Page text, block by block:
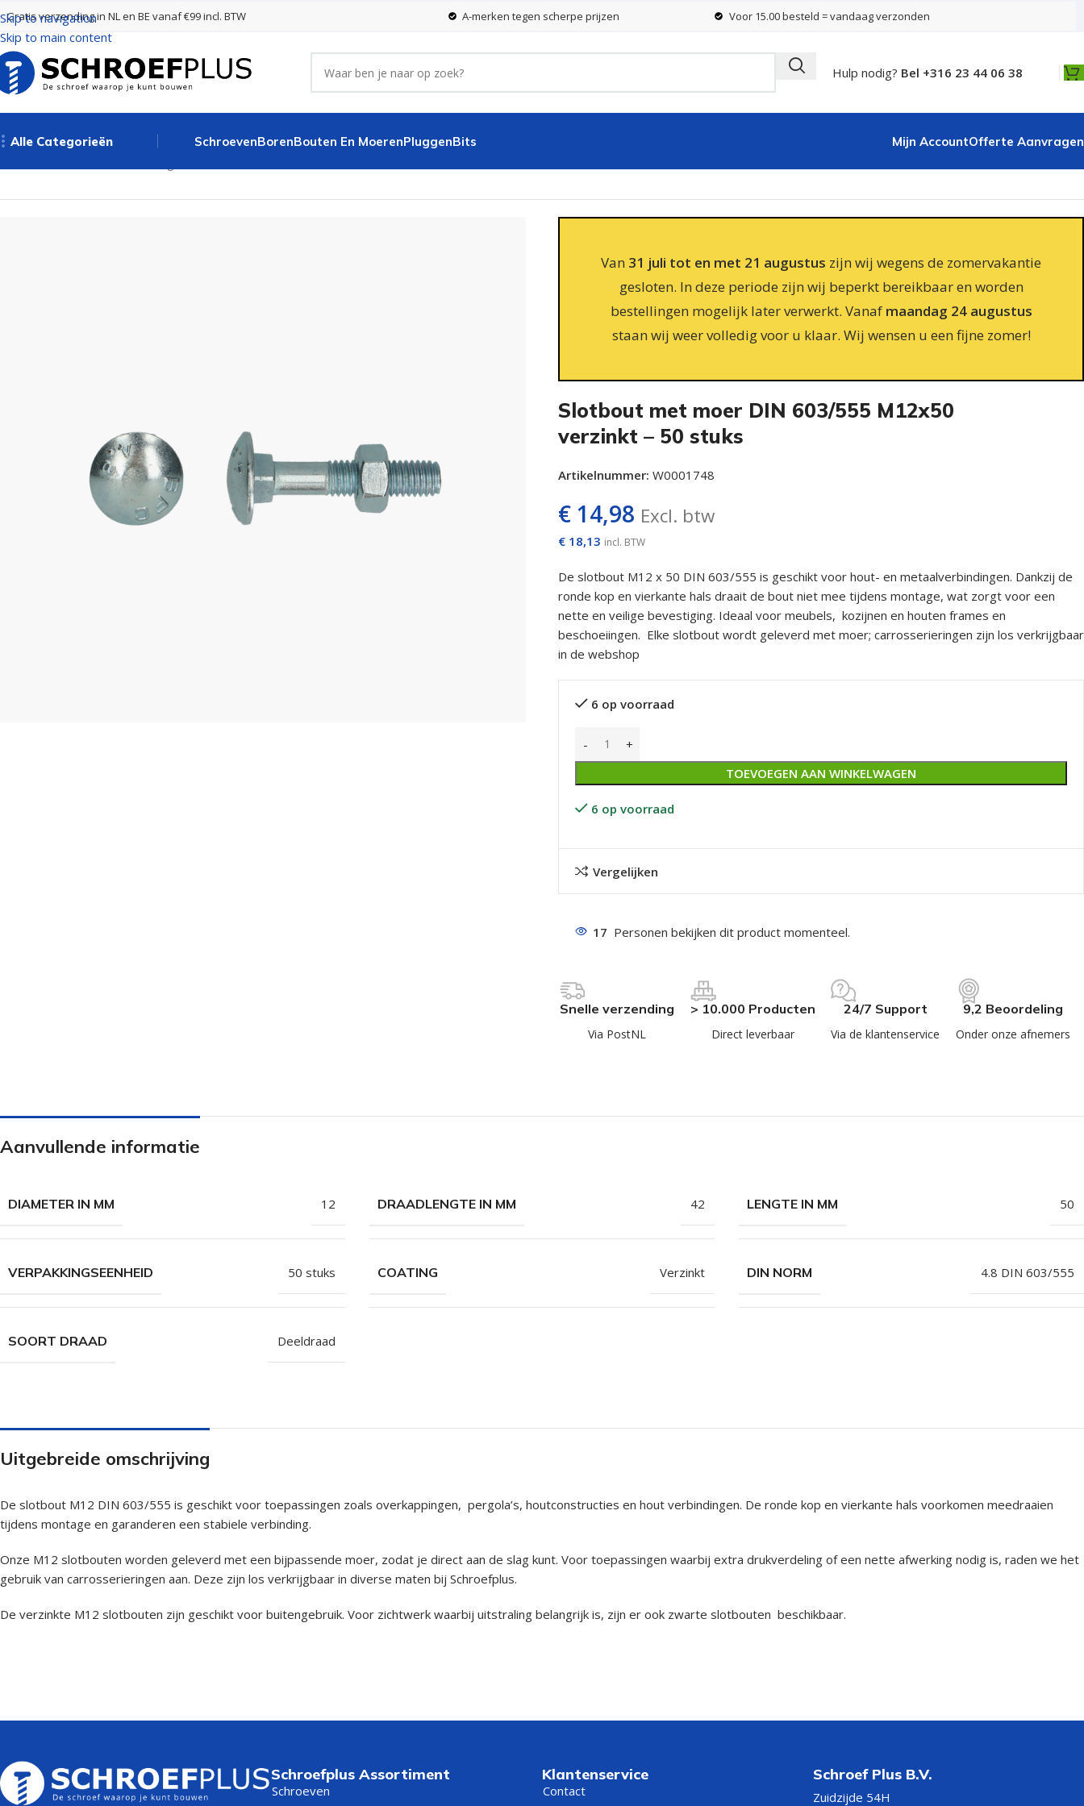
Skip to navigation
Skip to main content
Gratis verzending in NL en BE vanaf €99 incl. BTW A-merken tegen scherpe prijzen Voor 15.00 besteld = vandaag verzonden
Hulp nodig? Bel +316 23 44 06 38
Alle Categorieën
Potdekselschroeven
Paalhouderschroeven
Afstandschroeven
Vleugelteks schroeven
Glaslatschroeven
SchroevenBorenBouten En MoerenPluggenBits Mijn AccountOfferte Aanvragen
Van 31 juli tot en met 21 augustus zijn wij wegens de zomervakantie
gesloten. In deze periode zijn wij beperkt bereikbaar en worden
bestellingen mogelijk later verwerkt. Vanaf maandag 24 augustus
staan wij weer volledig voor u klaar. Wij wensen u een fijne zomer!
Slotbout met moer DIN 603/555 M12x50
verzinkt – 50 stuks
Artikelnummer: W0001748
€ 14,98 Excl. btw
€ 18,13 incl. BTW
De slotbout M12 x 50 DIN 603/555 is geschikt voor hout- en metaalverbindingen. Dankzij de
ronde kop en vierkante hals draait de bout niet mee tijdens montage, wat zorgt voor een
nette en veilige bevestiging. Ideaal voor meubels, kozijnen en houten frames en
beschoeiingen. Elke slotbout wordt geleverd met moer; carrosserieringen zijn los verkrijgbaar
in de webshop
6 op voorraad
TOEVOEGEN AAN WINKELWAGEN
6 op voorraad
Vergelijken
17 Personen bekijken dit product momenteel.
Snelle verzending
Via PostNL
> 10.000 Producten
Direct leverbaar
24/7 Support
Via de klantenservice
9,2 Beoordeling
Onder onze afnemers
Aanvullende informatie
DIAMETER IN MM 12 DRAADLENGTE IN MM 42 LENGTE IN MM 50
VERPAKKINGSEENHEID 50 stuks COATING Verzinkt DIN NORM 4.8 DIN 603/555
SOORT DRAAD Deeldraad
Uitgebreide omschrijving
De slotbout M12 DIN 603/555 is geschikt voor toepassingen zoals overkappingen, pergola’s, houtconstructies en hout verbindingen. De ronde kop en vierkante hals voorkomen meedraaien
tijdens montage en garanderen een stabiele verbinding.
Onze M12 slotbouten worden geleverd met een bijpassende moer, zodat je direct aan de slag kunt. Voor toepassingen waarbij extra drukverdeling of een nette afwerking nodig is, raden we het
gebruik van carrosserieringen aan. Deze zijn los verkrijgbaar in diverse maten bij Schroefplus.
De verzinkte M12 slotbouten zijn geschikt voor buitengebruik. Voor zichtwerk waarbij uitstraling belangrijk is, zijn er ook zwarte slotbouten beschikbaar.
Schroefplus Assortiment
Schroeven
Klantenservice
Contact
Schroef Plus B.V.
Zuidzijde 54H